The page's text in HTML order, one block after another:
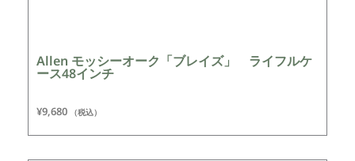
Allen モッシーオーク「ブレイズ」 ライフルケ
ース48インチ
¥9,680 （税込）